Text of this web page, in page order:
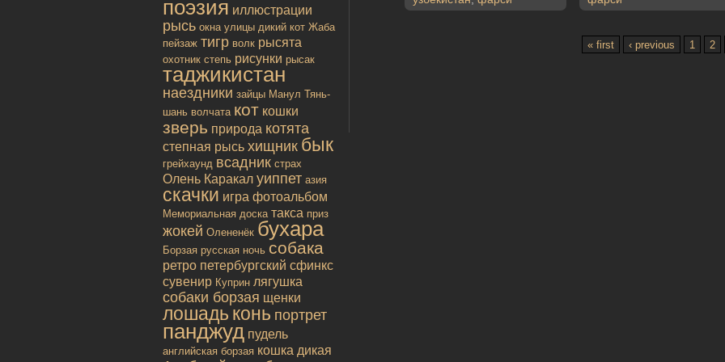
поэзия иллюстрации
рысь окна улицы дикий кот Жаба
пейзаж тигр волк рысята
охотник степь рисунки рысак
таджикистан
наездники зайцы Манул Тянь-
шань волчата кот кошки
зверь природа котята
степная рысь хищник бык
грейхаунд всадник страх
Олень Каракал уиппет азия
скачки игра фотоальбом
Мемориальная доска такса приз
жокей Олененёк бухара
Борзая русская ночь собака
ретро петербургский сфинкс
сувенир Куприн лягушка
собаки борзая щенки
лошадь конь портрет
панджуд пудель
английская борзая кошка дикая
« first ‹ previous 1 2